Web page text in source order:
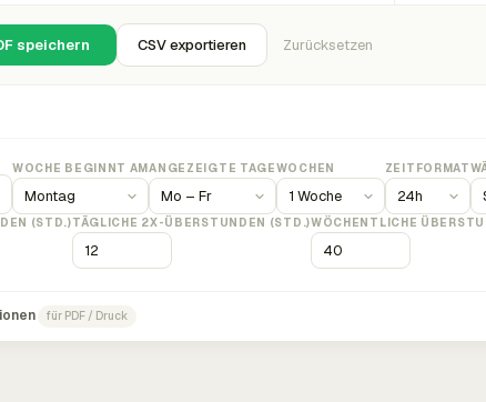
speichern CSV exportieren Zurücksetzen
WOCHE BEGINNT AMANGEZEIGTE TAGEWOCHEN ZEITFORMAT
(STD.)TÄGLICHE 2X-ÜBERSTUNDEN (STD.)WÖCHENTLICHE
für PDF / Druck